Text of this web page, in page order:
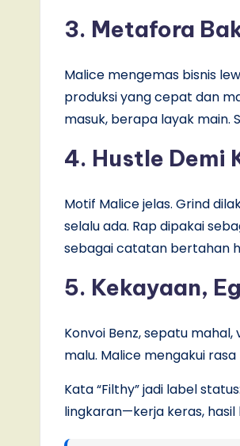
3. Metafora
Malice mengemas bisnis
produksi yang cepat dan
masuk, berapa layak main.
4. Hustle Demi
Motif Malice jelas. Grind
selalu ada. Rap dipakai
sebagai catatan bertahan
5. Kekayaan,
Konvoi Benz, sepatu
malu. Malice mengakui
Kata “Filthy” jadi label
lingkaran—kerja keras,